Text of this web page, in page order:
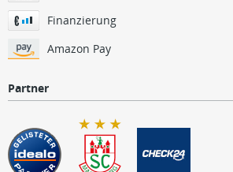
Finanzierung
Amazon Pay
Partner